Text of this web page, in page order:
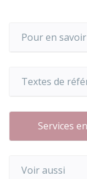
Pour en
Textes de
Services
Voir aussi